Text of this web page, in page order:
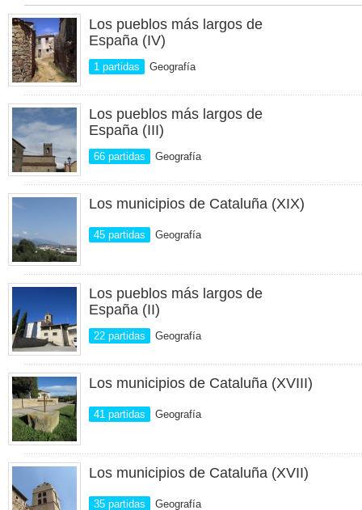
Los pueblos más largos de
España (IV)
1 partidas Geografía
Los pueblos más largos de
España (III)
66 partidas Geografía
Los municipios de Cataluña (XIX)
45 partidas Geografía
Los pueblos más largos de
España (II)
22 partidas Geografía
Los municipios de Cataluña (XVIII)
41 partidas Geografía
Los municipios de Cataluña (XVII)
35 partidas Geografía